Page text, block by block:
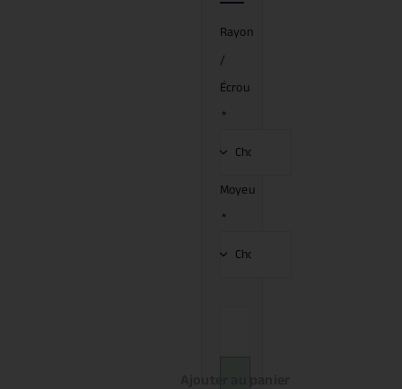
Rayon
/
Écrou
*
Moyeu
*